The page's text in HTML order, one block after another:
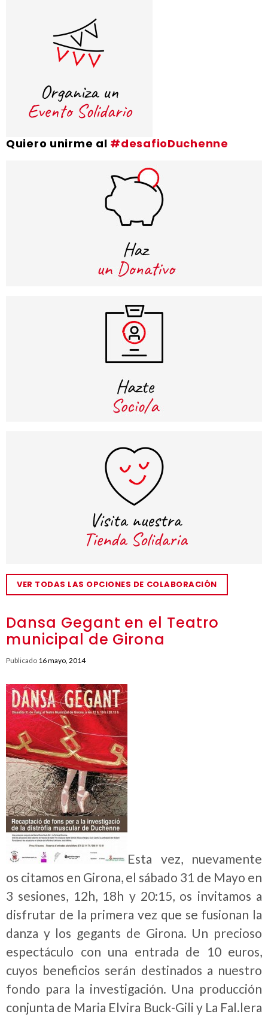
Dansa Gegant en el Teatro
municipal de Girona
Publicado 16 mayo, 2014
Esta vez, nuevamente
os citamos en Girona, el sábado 31 de Mayo en
3 sesiones, 12h, 18h y 20:15, os invitamos a
disfrutar de la primera vez que se fusionan la
danza y los gegants de Girona. Un precioso
espectáculo con una entrada de 10 euros,
cuyos beneficios serán destinados a nuestro
fondo para la investigación. Una producción
conjunta de Maria Elvira Buck-Gili y La Fal.lera
Quiero unirme al #desafioDuchenne
VER TODAS LAS OPCIONES DE COLABORACIÓN